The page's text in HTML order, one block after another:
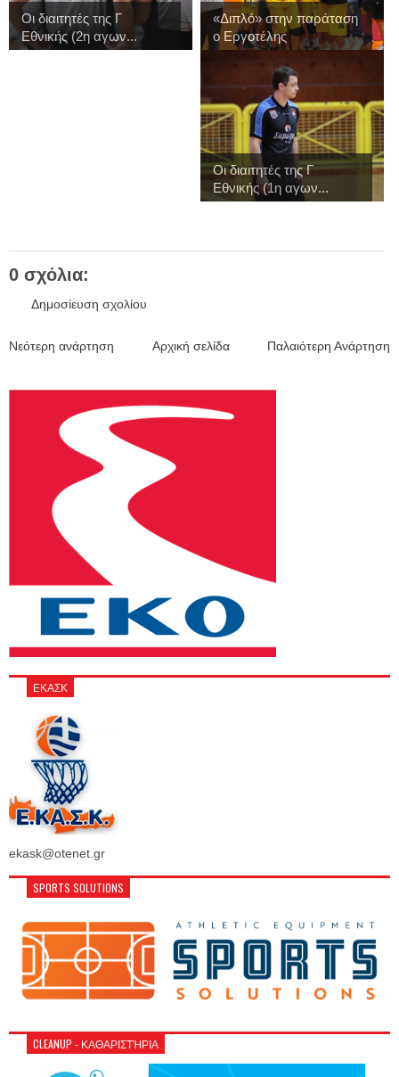
Οι διαιτητές της Γ
Εθνικής (2η αγων...
«Διπλό» στην παράταση
ο Εργοτέλης
Οι διαιτητές της Γ
Εθνικής (1η αγων...
0 σχόλια:
Δημοσίευση σχολίου
Νεότερη ανάρτηση Παλαιότερη Ανάρτηση
Αρχική σελίδα
ΕΚΑΣΚ
ekask@otenet.gr
SPORTS SOLUTIONS
CLEANUP - ΚΑΘΑΡΙΣΤΉΡΙΑ